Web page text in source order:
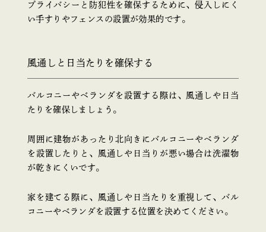
プライバシーと防犯性を確保するために、侵入しにく
い手すりやフェンスの設置が効果的です。
風通しと日当たりを確保する
バルコニーやベランダを設置する際は、風通しや日当
たりを確保しましょう。
周囲に建物があったり北向きにバルコニーやベランダ
を設置したりと、風通しや日当りが悪い場合は洗濯物
が乾きにくいです。
家を建てる際に、風通しや日当たりを重視して、バル
コニーやベランダを設置する位置を決めてください。